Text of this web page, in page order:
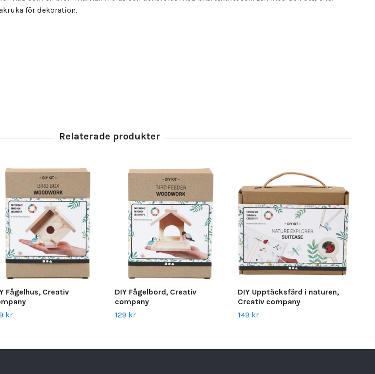
för dekoration.
Fågelhus, Creativ
kr
DIY Fågelbord, Creativ
company
129 kr
DIY Upptäcksfärd i naturen,
Creativ company
149 kr